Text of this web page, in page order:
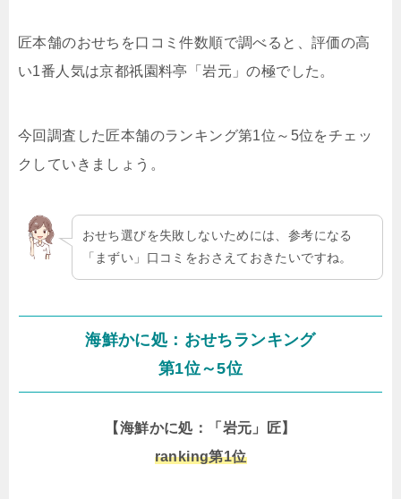
匠本舗のおせちを口コミ件数順で調べると、評価の高
い1番人気は京都祇園料亭「岩元」の極でした。
今回調査した匠本舗のランキング第1位～5位をチェッ
クしていきましょう。
おせち選びを失敗しないためには、参考になる
「まずい」口コミをおさえておきたいですね。
海鮮かに処：おせちランキング
第1位～5位
【海鮮かに処：「岩元」匠】
ranking第1位